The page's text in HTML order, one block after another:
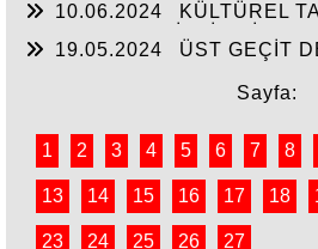
10.06.2024
KÜLTÜREL
19.05.2024
ÜST GEÇİT
Sayfa:
1 2 3 4 5 6 7 8
13 14 15 16 17 18
23 24 25 26 27